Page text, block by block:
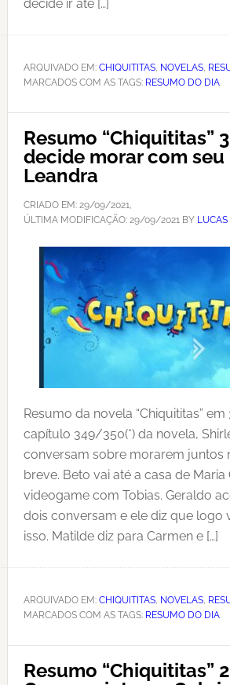
decide ir até […]
ARQUIVADO EM: CHIQUITITAS, NOVELAS,
MARCADOS COM AS TAGS: RESUMO DO DIA
Resumo “Chiquititas”
decide morar com seu
Leandra
CRIADO EM: 29/09/2021,
ÚLTIMA MODIFICAÇÃO: 29/09/2021BY
Resumo da novela “Chiquititas”
capítulo 349/350(*) da novela,
conversam sobre morarem juntos
breve. Beto vai até a casa de Maria
videogame com Tobias. Geraldo
dois conversam e ele diz que logo
isso. Matilde diz para Carmen e […]
ARQUIVADO EM: CHIQUITITAS, NOVELAS,
MARCADOS COM AS TAGS: RESUMO DO DIA
Resumo “Chiquititas”